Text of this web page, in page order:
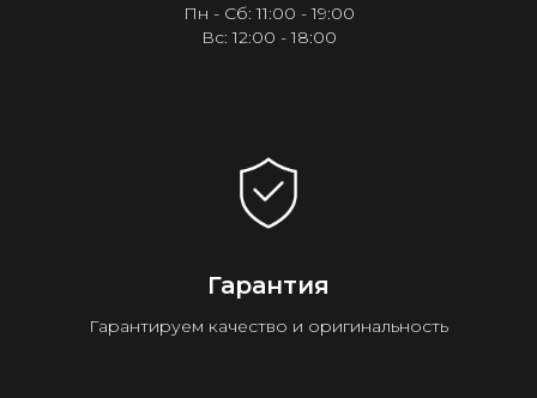
Пн - Сб: 11:00 - 19:00
Вс: 12:00 - 18:00
Гарантия
Гарантируем качество и оригинальность